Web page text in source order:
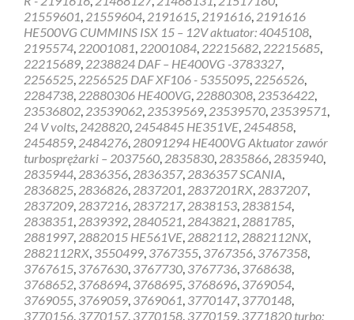
21559601, 21559604, 2191615, 2191616, 2191616
HE500VG CUMMINS ISX 15 – 12V aktuator: 4045108,
2195574, 22001081, 22001084, 22215682, 22215685,
22215689, 2238824 DAF – HE400VG -3783327,
2256525, 2256525 DAF XF106 - 5355095, 2256526,
2284738, 22880306 HE400VG, 22880308, 23536422,
23536802, 23539062, 23539569, 23539570, 23539571,
24 V volts, 2428820, 2454845 HE351VE, 2454858,
2454859, 2484276, 28091294 HE400VG Aktuator zawór
turbosprężarki – 2037560, 2835830, 2835866, 2835940,
2835944, 2836356, 2836357, 2836357 SCANIA,
2836825, 2836826, 2837201, 2837201RX, 2837207,
2837209, 2837216, 2837217, 2838153, 2838154,
2838351, 2839392, 2840521, 2843821, 2881785,
2881997, 2882015 HE561VE, 2882112, 2882112NX,
2882112RX, 3550499, 3767355, 3767356, 3767358,
3767615, 3767630, 3767730, 3767736, 3768638,
3768652, 3768694, 3768695, 3768696, 3769054,
3769055, 3769059, 3769061, 3770147, 3770148,
3770156, 3770157, 3770158, 3770159, 3771820 turbo: